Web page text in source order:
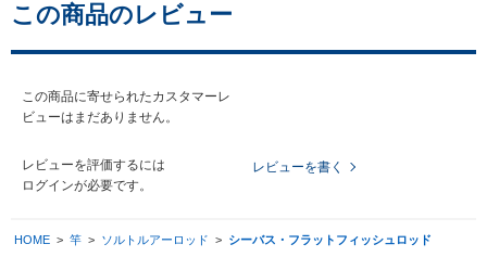
この商品のレビュー
この商品に寄せられたカスタマーレ
ビューはまだありません。
レビューを評価するには
ログインが必要です。
レビューを書く
HOME > 竿 > ソルトルアーロッド > シーバス・フラットフィッシュロッド